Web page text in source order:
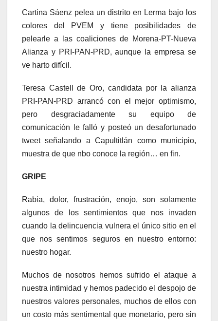
Cartina Sáenz pelea un distrito en Lerma bajo los
colores del PVEM y tiene posibilidades de
pelearle a las coaliciones de Morena-PT-Nueva
Alianza y PRI-PAN-PRD, aunque la empresa se
ve harto difícil.
Teresa Castell de Oro, candidata por la alianza
PRI-PAN-PRD arrancó con el mejor optimismo,
pero desgraciadamente su equipo de
comunicación le falló y posteó un desafortunado
tweet señalando a Capultitlán como municipio,
muestra de que nbo conoce la región… en fin.
GRIPE
Rabia, dolor, frustración, enojo, son solamente
algunos de los sentimientos que nos invaden
cuando la delincuencia vulnera el único sitio en el
que nos sentimos seguros en nuestro entorno:
nuestro hogar.
Muchos de nosotros hemos sufrido el ataque a
nuestra intimidad y hemos padecido el despojo de
nuestros valores personales, muchos de ellos con
un costo más sentimental que monetario, pero sin